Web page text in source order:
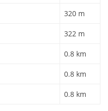
320 m
322 m
0.8 km
0.8 km
0.8 km